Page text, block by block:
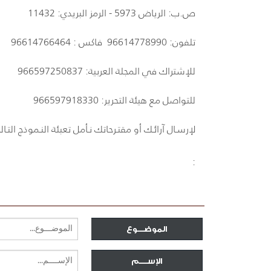
ص.ب: الرياض 5973 - الرمز البريدي: 11432
تلفون: 96614778990 فاكس : 96614766464
للإشتراك في المجلة العربية: 966597250837
للتواصل مع هيئة التحرير: 966597918330
لإرسـال آرائـك أو مقتـرحاتك نـأمل تعبئة النـموذج
:
الموضـــوع
الإســــم